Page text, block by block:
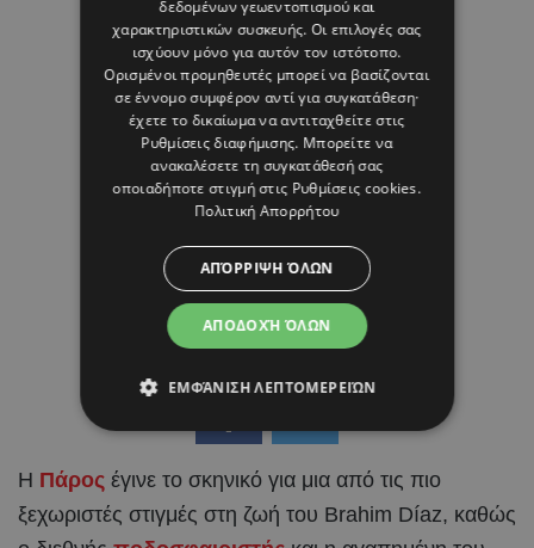
Η Πάρος έγινε το σκηνικό για μια από τις πιο
ξεχωριστές στιγμές στη ζωή του Brahim Díaz, καθώς
δεδομένων γεωεντοπισμού και
χαρακτηριστικών συσκευής. Οι επιλογές σας
ισχύουν μόνο για αυτόν τον ιστότοπο.
Ορισμένοι προμηθευτές μπορεί να βασίζονται
σε έννομο συμφέρον αντί για συγκατάθεση·
έχετε το δικαίωμα να αντιταχθείτε στις
Ρυθμίσεις διαφήμισης. Μπορείτε να
ανακαλέσετε τη συγκατάθεσή σας
οποιαδήποτε στιγμή στις Ρυθμίσεις cookies.
Πολιτική Απορρήτου
ΑΠΟΔΟΧΉ ΌΛΩΝ
ΑΠΌΡΡΙΨΗ ΌΛΩΝ
ΕΜΦΆΝΙΣΗ ΛΕΠΤΟΜΕΡΕΙΏΝ